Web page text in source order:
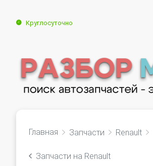
Круглосуточно
Главная Запчасти Renault
Запчасти на Renault